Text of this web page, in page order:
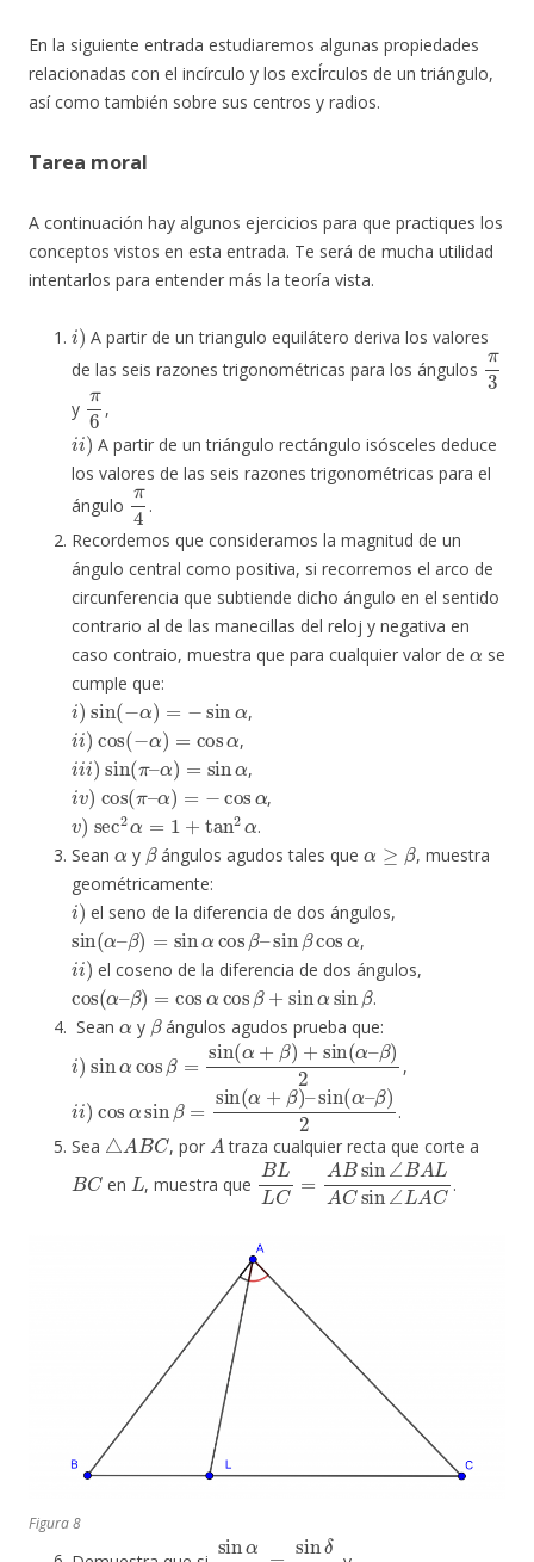
En la siguiente entrada estudiaremos algunas propiedades
relacionadas con el incírculo y los excÍrculos de un triángulo,
así como también sobre sus centros y radios.
Tarea moral
A continuación hay algunos ejercicios para que practiques los
conceptos vistos en esta entrada. Te será de mucha utilidad
intentarlos para entender más la teoría vista.
i)
A partir de un triangulo equilátero deriva los valores
de las seis razones trigonométricas para los ángulos
π3
y
π6
,
ii)
A partir de un triángulo rectángulo isósceles deduce
los valores de las seis razones trigonométricas para el
ángulo
π4
.
Recordemos que consideramos la magnitud de un
ángulo central como positiva, si recorremos el arco de
circunferencia que subtiende dicho ángulo en el sentido
contrario al de las manecillas del reloj y negativa en
caso contraio, muestra que para cualquier valor de
se
cumple que:
i) sin(−α)= α
,
ii) cos ( −α) cosα
,
iii) sin( π–α) sinα
,
iv) cos(π –α) cosα
,
v) sec2α =1+ 2α
.
Sean
α
y
β
ángulos agudos tales que
, muestra
geométricamente:
i)
el seno de la diferencia de dos ángulos,
sin( α–β) =sin αcosβ–sinβ cos α
,
ii)
el coseno de la diferencia de dos ángulos,
cos(α–β)=cosαcosβ+sinαsinβ
.
Sean
α
y
β
ángulos agudos prueba que:
i) sin β= sin(α+β )+ sin(α–β)2
,
ii) sin β= sin(α+β )– sin(α–β)2
.
Sea
△ ABC
, por
A
traza cualquier recta que corte a
en , muestra que
BLL ABsin∠BALAC
.
Figura 8
sinαsin =sin